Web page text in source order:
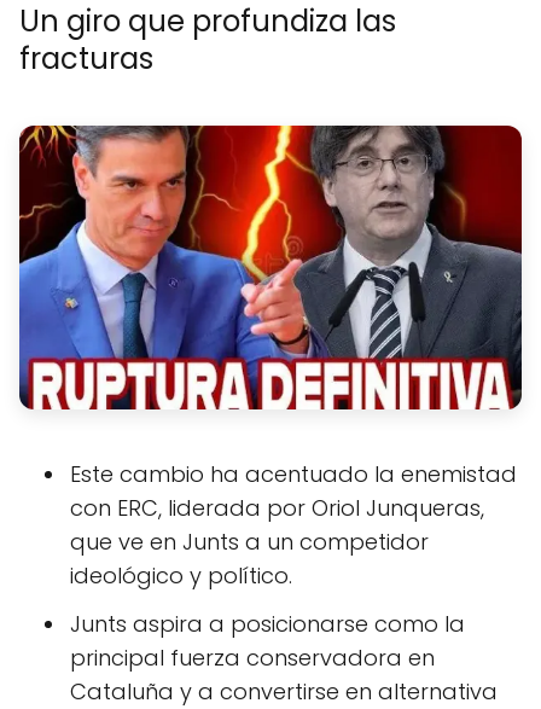
Un giro que profundiza las
fracturas
Este cambio ha acentuado la enemistad
con ERC, liderada por Oriol Junqueras,
que ve en Junts a un competidor
ideológico y político.
Junts aspira a posicionarse como la
principal fuerza conservadora en
Cataluña y a convertirse en alternativa